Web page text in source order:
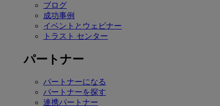
ブログ
成功事例
イベントとウェビナー
トラスト センター
パートナー
パートナーになる
パートナーを探す
連携パートナー